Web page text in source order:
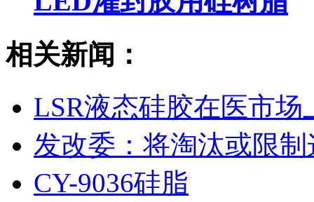
相关新闻：
LSR液态硅胶在医市场
发改委：将淘汰或限
CY-9036硅脂